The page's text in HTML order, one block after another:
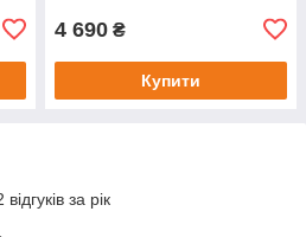
4 690 ₴
Купити
за рік